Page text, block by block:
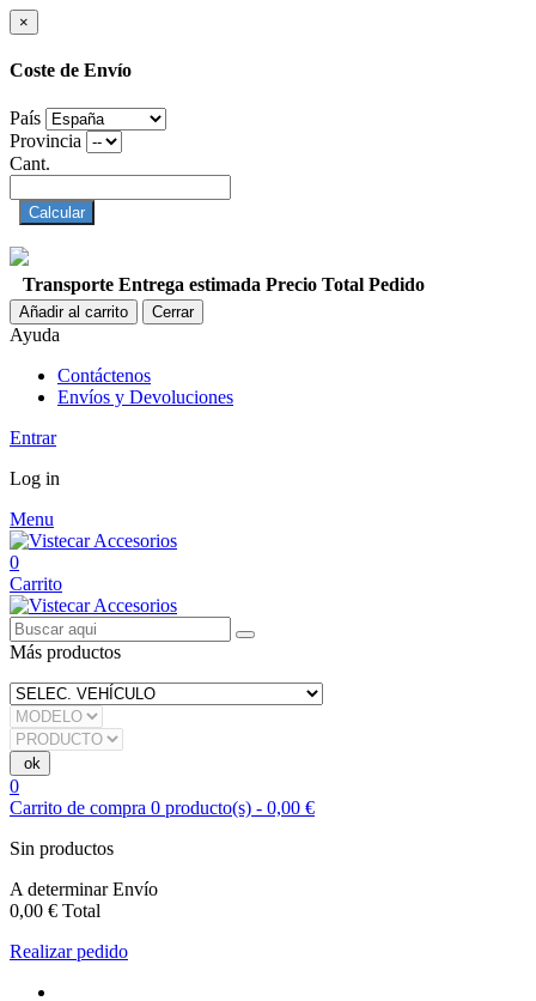
×
Coste de Envío
País
Provincia
Cant.
Calcular
Transporte Entrega estimada Precio Total Pedido
Añadir al carrito Cerrar
Ayuda
Contáctenos
Envíos y Devoluciones
Entrar
Log in
Menu
0
Carrito
Más productos
0
Carrito de compra 0 producto(s) - 0,00 €
Sin productos
A determinarEnvío
0,00 € Total
Realizar pedido